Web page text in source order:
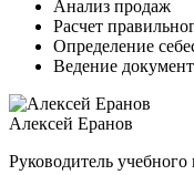
Анализ продаж
Расчет
Определение
Ведение
Алексей Еранов
Руководитель